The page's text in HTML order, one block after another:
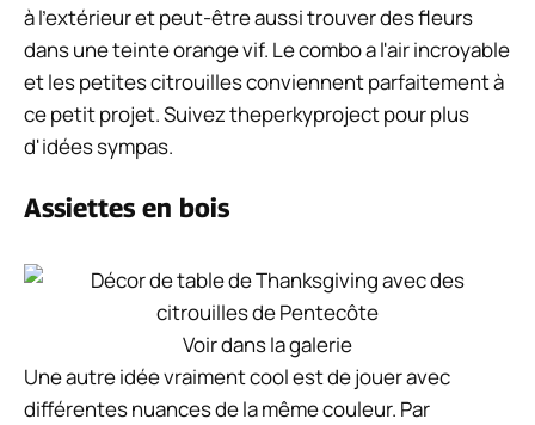
à l'extérieur et peut-être aussi trouver des fleurs
dans une teinte orange vif. Le combo a l'air incroyable
et les petites citrouilles conviennent parfaitement à
ce petit projet. Suivez theperkyproject pour plus
d'idées sympas.
Assiettes en bois
Voir dans la galerie
Une autre idée vraiment cool est de jouer avec
différentes nuances de la même couleur. Par